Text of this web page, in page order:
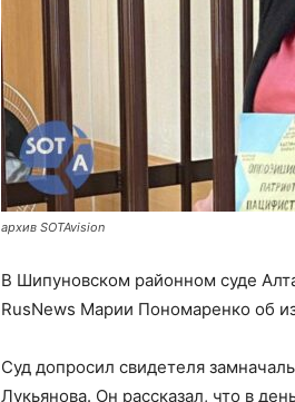
архив SOTAvision
В Шипуновском районном суде
RusNews Марии Пономаренко об
Суд допросил свидетеля
Лукьянова. Он рассказал, что в